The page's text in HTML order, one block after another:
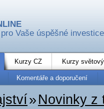
Vaše úspěšné investice
Kurzy CZ Kurzy
Komentáře a doporučení
» Novinky z